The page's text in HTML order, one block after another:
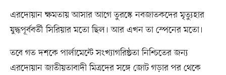
এরদোয়ান ক্ষমতায় আসার আগে তুরস্কে নবজাতকদের মৃত্যুহার
যুদ্ধপূর্ববর্তী সিরিয়ার মতো ছিল। আর এখন তা স্পেনের মতো।
তবে গত দশকে পার্লামেন্টে সংখ্যাগরিষ্ঠতা নিশ্চিতের জন্য
এরদোয়ান জাতীয়তাবাদী মিত্রদের সঙ্গে জোট গড়ার পর থেকে